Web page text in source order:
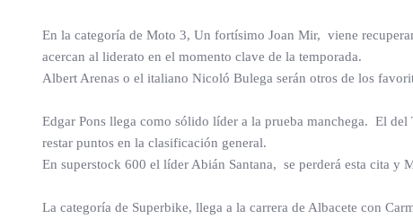
En la categoría de Moto 3, Un fortísimo Joan Mir, viene
acercan al liderato en el momento clave de la temporada.
Albert Arenas o el italiano Nicoló Bulega serán otros de los
Edgar Pons llega como sólido líder a la prueba manchega. El
restar puntos en la clasificación general.
En superstock 600 el líder Abián Santana, se perderá esta cita y
La categoría de Superbike, llega a la carrera de Albacete con